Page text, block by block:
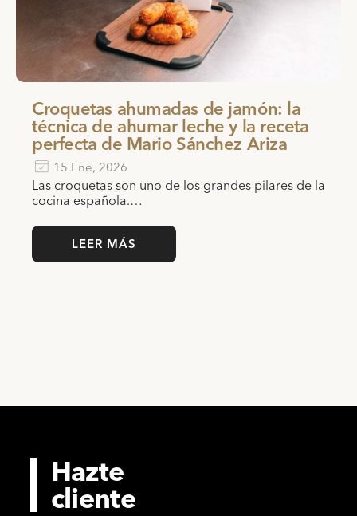
Croquetas ahumadas de jamón: la
técnica de ahumar leche y la receta
perfecta de Mario Sánchez Ariza
15 Ene, 2026
Las croquetas son uno de los grandes pilares de la
cocina española.…
LEER MÁS
Hazte
cliente